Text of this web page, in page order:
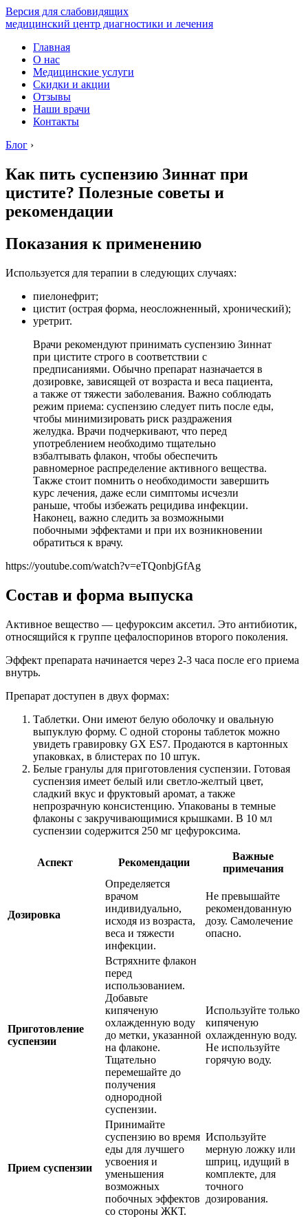
Версия для слабовидящих
медицинский центр диагностики и лечения
Главная
О нас
Медицинские услуги
Скидки и акции
Отзывы
Наши врачи
Контакты
Блог ›
Как пить суспензию Зиннат при
цистите? Полезные советы и
рекомендации
Показания к применению
Используется для терапии в следующих случаях:
пиелонефрит;
цистит (острая форма, неосложненный, хронический);
уретрит.
Врачи рекомендуют принимать суспензию Зиннат
при цистите строго в соответствии с
предписаниями. Обычно препарат назначается в
дозировке, зависящей от возраста и веса пациента,
а также от тяжести заболевания. Важно соблюдать
режим приема: суспензию следует пить после еды,
чтобы минимизировать риск раздражения
желудка. Врачи подчеркивают, что перед
употреблением необходимо тщательно
взбалтывать флакон, чтобы обеспечить
равномерное распределение активного вещества.
Также стоит помнить о необходимости завершить
курс лечения, даже если симптомы исчезли
раньше, чтобы избежать рецидива инфекции.
Наконец, важно следить за возможными
побочными эффектами и при их возникновении
обратиться к врачу.
https://youtube.com/watch?v=eTQonbjGfAg
Состав и форма выпуска
Активное вещество — цефуроксим аксетил. Это антибиотик,
относящийся к группе цефалоспоринов второго поколения.
Эффект препарата начинается через 2-3 часа после его приема
внутрь.
Препарат доступен в двух формах:
Таблетки. Они имеют белую оболочку и овальную
выпуклую форму. С одной стороны таблеток можно
увидеть гравировку GX ES7. Продаются в картонных
упаковках, в блистерах по 10 штук.
Белые гранулы для приготовления суспензии. Готовая
суспензия имеет белый или светло-желтый цвет,
сладкий вкус и фруктовый аромат, а также
непрозрачную консистенцию. Упакованы в темные
флаконы с закручивающимися крышками. В 10 мл
суспензии содержится 250 мг цефуроксима.
Аспект Рекомендации
Важные
примечания
Дозировка
Определяется
врачом
индивидуально,
исходя из возраста,
веса и тяжести
инфекции.
Не превышайте
рекомендованную
дозу. Самолечение
опасно.
Приготовление
суспензии
Встряхните флакон
перед
использованием.
Добавьте
кипяченую
охлажденную воду
до метки, указанной
на флаконе.
Тщательно
перемешайте до
получения
однородной
суспензии.
Используйте только
кипяченую
охлажденную воду.
Не используйте
горячую воду.
Прием суспензии
Принимайте
суспензию во время
еды для лучшего
усвоения и
уменьшения
возможных
побочных эффектов
со стороны ЖКТ.
Используйте
мерную ложку или
шприц, идущий в
комплекте, для
точного
дозирования.